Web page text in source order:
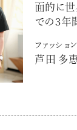
面的に世
での３
ファッショ
芦田 多